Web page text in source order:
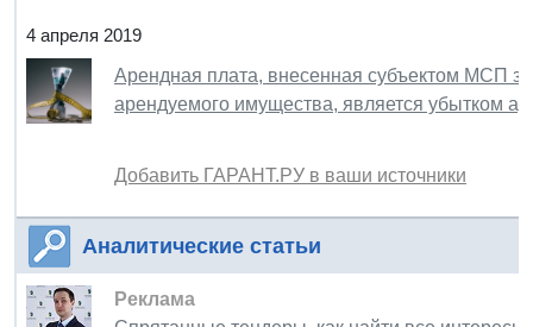
4 апреля 2019
Арендная плата, внесенная субъектом МСП
арендуемого имущества, является убытком
Добавить ГАРАНТ.РУ в ваши источники
Аналитические статьи
Реклама